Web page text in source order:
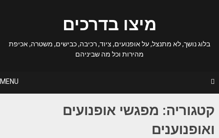
מיצו בדרכים
בלוג נושך, לא מתנצל, על אופנועים, ציוד, רכיבה, כבישים, משטרה, אכיפת
מהירות וכל מה שביניהם
MENU
קטגוריה: מפגשי אופנועים
ואופנוענים